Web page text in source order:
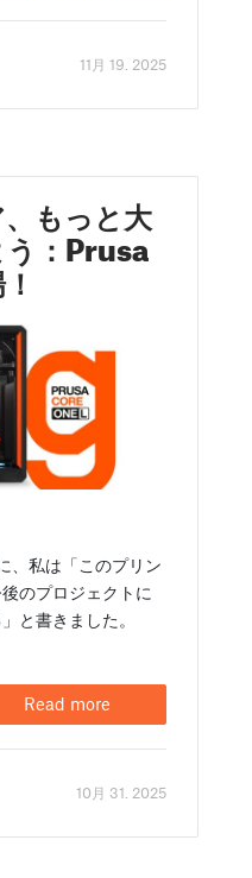
11月 19. 2025
もっと大
：Prusa
、私は「このプリン
のプロジェクトに
と書きました。
Read more
10月 31. 2025